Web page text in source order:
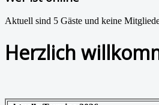
Aktuell sind 5 Gäste und keine
Herzlich